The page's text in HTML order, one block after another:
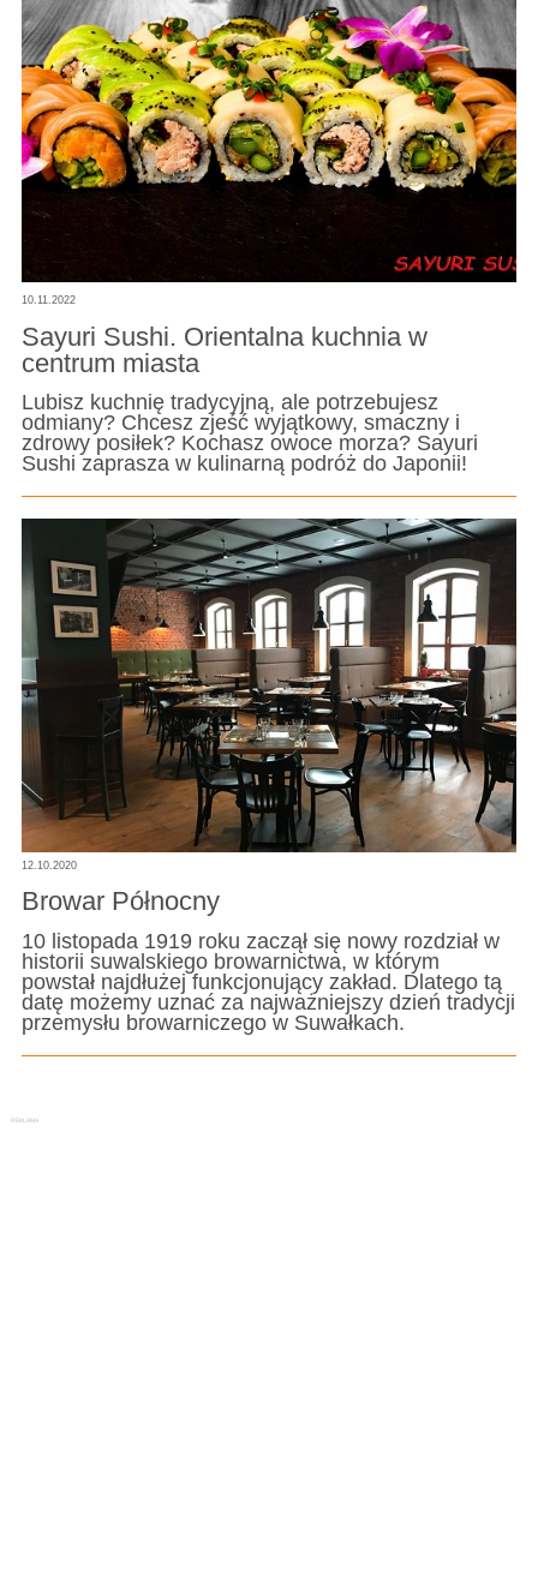
10.11.2022
Sayuri Sushi. Orientalna kuchnia w
centrum miasta
Lubisz kuchnię tradycyjną, ale potrzebujesz
odmiany? Chcesz zjeść wyjątkowy, smaczny i
zdrowy posiłek? Kochasz owoce morza? Sayuri
Sushi zaprasza w kulinarną podróż do Japonii!
12.10.2020
Browar Północny
10 listopada 1919 roku zaczął się nowy rozdział w
historii suwalskiego browarnictwa, w którym
powstał najdłużej funkcjonujący zakład. Dlatego tą
datę możemy uznać za najważniejszy dzień tradycji
przemysłu browarniczego w Suwałkach.